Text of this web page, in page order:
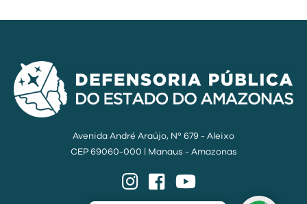
Avenida André Araújo, Nº 679 - Aleixo
CEP 69060-000 | Manaus - Amazonas
InstagramFacebook